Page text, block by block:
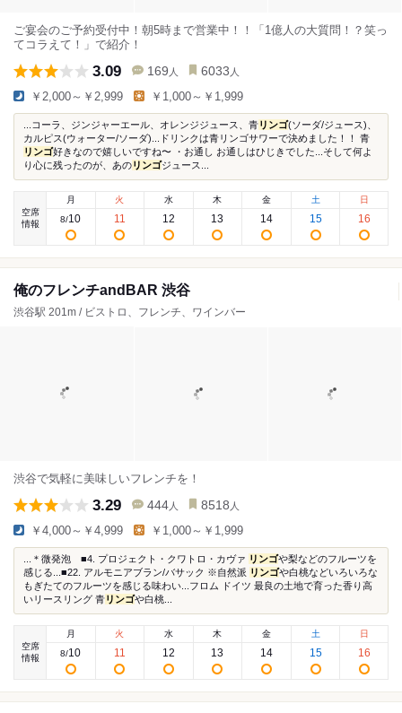
ご宴会のご予約受付中！朝5時まで営業中！！「1億人の大質問！？笑っ
てコラえて！」で紹介！
3.09 169 人 6033 人
￥2,000～￥2,999 ￥1,000～￥1,999
...コーラ、ジンジャーエール、オレンジジュース、青リンゴ(ソーダ/ジュース)、
カルピス(ウォーター/ソーダ)...ドリンクは青リンゴサワーで決めました！！ 青
リンゴ好きなので嬉しいですね〜 ・お通し お通しはひじきでした...そして何よ
り心に残ったのが、あのリンゴジュース...
空席
情報
月
8/10
火
11
水
12
木
13
金
14
土
15
日
16
俺のフレンチandBAR 渋谷
渋谷駅 201m / ビストロ、フレンチ、ワインバー
渋谷で気軽に美味しいフレンチを！
3.29 444 人 8518 人
￥4,000～￥4,999 ￥1,000～￥1,999
...＊微発泡 ■4. プロジェクト・クワトロ・カヴァ リンゴや梨などのフルーツを
感じる...■22. アルモニアブラン/バサック ※自然派 リンゴや白桃などいろいろな
もぎたてのフルーツを感じる味わい...フロム ドイツ 最良の土地で育った香り高
いリースリング 青リンゴや白桃...
空席
情報
月
8/10
火
11
水
12
木
13
金
14
土
15
日
16